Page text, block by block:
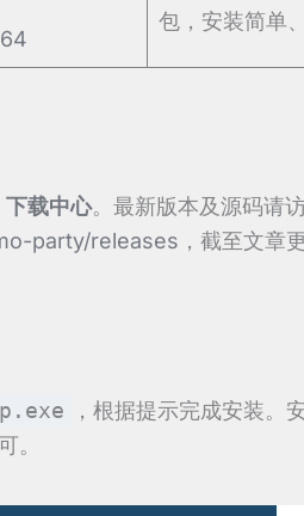
包，安装简单
下载中心。最新版本及源码请访
party/releases ，截至文章
，根据提示完成安装。
。